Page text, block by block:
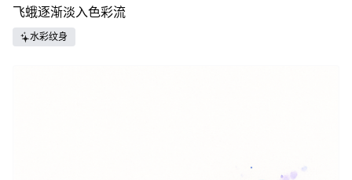
飞蛾逐渐淡入色彩流
水彩纹身